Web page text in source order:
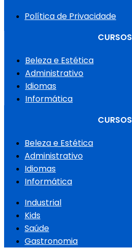
Política de Privacidade
CURSOS
Beleza e Estética
Administrativo
Idiomas
Informática
CURSOS
Beleza e Estética
Administrativo
Idiomas
Informática
Industrial
Kids
Saúde
Gastronomia